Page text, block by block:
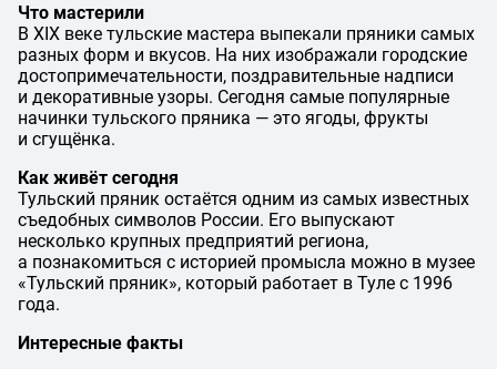
Что мастерили
В XIX веке тульские мастера выпекали пряники самых
разных форм и вкусов. На них изображали городские
достопримечательности, поздравительные надписи
и декоративные узоры. Сегодня самые популярные
начинки тульского пряника — это ягоды, фрукты
и сгущёнка.
Как живёт сегодня
Тульский пряник остаётся одним из самых известных
съедобных символов России. Его выпускают
несколько крупных предприятий региона,
а познакомиться с историей промысла можно в музее
«Тульский пряник», который работает в Туле с 1996
года.
Интересные факты